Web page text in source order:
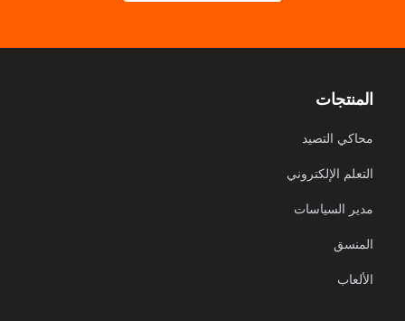
المنتجات
محاكي التصيد
التعلم الإلكتروني
مدير السياسات
المنسق
الألعاب